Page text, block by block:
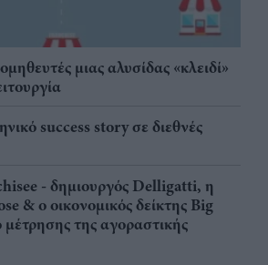
μιας αλυσίδας «κλειδί»
success story σε διεθνές
- δημιουργός Delligatti, η
& ο οικονομικός δείκτης Big
της αγοραστικής